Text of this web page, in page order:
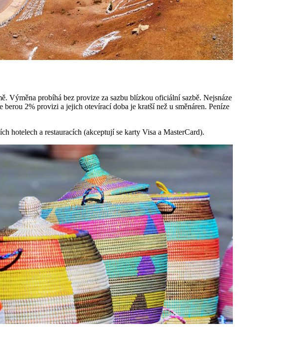
Výměna probíhá bez provize za sazbu blízkou oficiální sazbě. Nejsnáze
berou 2% provizi a jejich otevírací doba je kratší než u směnáren. Peníze
hotelech a restauracích (akceptují se karty Visa a MasterCard).